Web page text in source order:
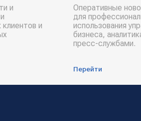
и
клиентов и
Оперативные
для
использования
бизнеса,
пресс-службами.
Перейти